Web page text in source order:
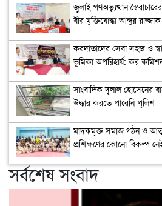
জুলাই গণঅভ্যুত্থান
বীর মুক্তিযোদ্ধা আব্দুর রাজ্জাক
করদাতাদের সেবা সহজ ও
ভূমিকা অপরিহার্য: কর
সাংবাদিক দুলাল হোসেনের
উদ্ধার করতে পারেনি পুলিশ
মাদকমুক্ত সমাজ গঠন ও
প্রশিক্ষণের কোনো বিকল্প
সর্বশেষ সংবাদ